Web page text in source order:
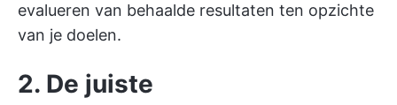
evalueren van behaalde resultaten ten opzichte
van je doelen.
2. De juiste